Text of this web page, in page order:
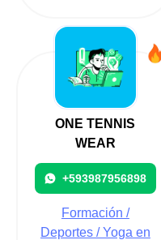
ONE TENNIS
WEAR
+593987956898
Formación /
Deportes / Yoga en